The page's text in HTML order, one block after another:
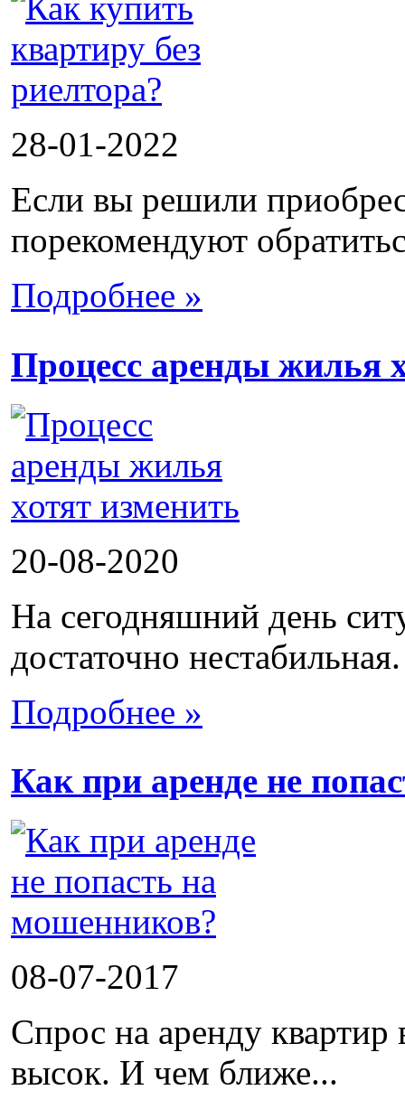
28-01-2022
Если вы решили
порекомендуют
Подробнее »
Процесс аренды жилья
20-08-2020
На сегодняшний день
достаточно
Подробнее »
Как при аренде не
08-07-2017
Спрос на аренду квартир
высок. И чем ближе...